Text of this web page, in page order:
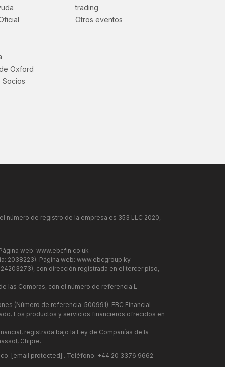
Oxford
Socios
trading
Otros eventos
número de registro de la empresa es 353 LLC 2020,
web: www.ebcfin.co.uk
2038223). Página web: www.ebcgroup.ky
con dirección registrada en el tercer piso,
las Comoras, con el número de referencia L
(Número de referencia: 500991). EBC Financial
Los productos y servicios financieros ofrecidos en
registrada bajo la Ley de Compañías de la
Chipre.
[email protected] . Teléfono: +44 20 3376 9662